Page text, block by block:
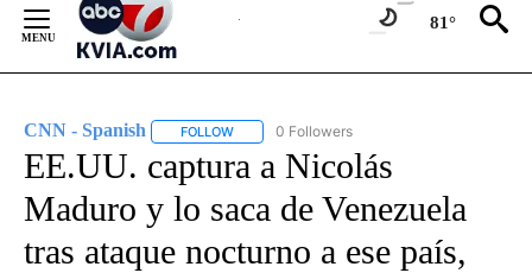
Content
81°
CNN - Spanish FOLLOW FOLLOW "CNN - SPANISH" TO RECEIVE
0 Followers
EE.UU. captura a Nicolás
Maduro y lo saca de Venezuela
tras ataque nocturno a ese país,